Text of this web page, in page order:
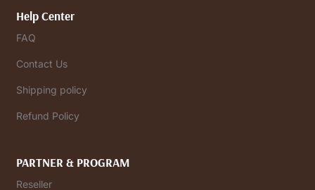
Help Center
FAQ
Contact Us
Shipping policy
Refund Policy
PARTNER & PROGRAM
Reseller